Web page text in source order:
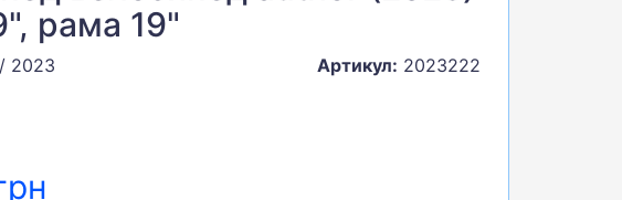
рама 19"
2023 Артикул: 2023222